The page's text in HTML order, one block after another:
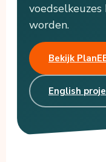
worden.
Bekijk
English